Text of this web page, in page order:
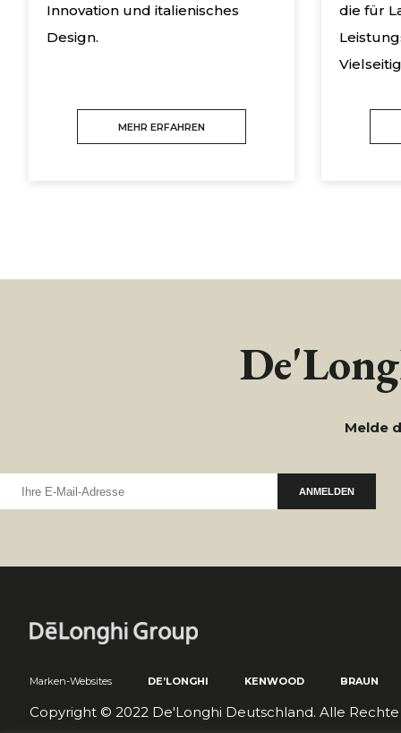
Innovation und italienisches
Design.
MEHR ERFAHREN
die für
Melde
ANMELDEN
Marken-Websites DE’LONGHI KENWOOD BRAUN
Copyright © 2022 De'Longhi Deutschland. Alle